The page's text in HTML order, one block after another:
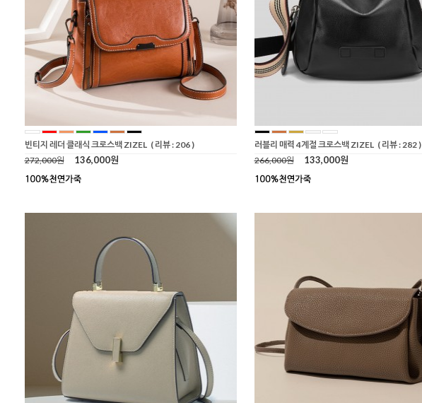
빈티지 레더 클래식 크로스백 ZIZEL ( 리뷰 : 206 )
272,000원
136,000원
러블리 매력 4계절 크로스백 ZIZEL ( 리뷰 : 282 )
266,000원
133,000원